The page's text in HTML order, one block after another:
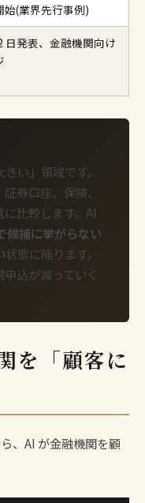
始(業界先行事例)
日発表、金融機関向け
い」領域です。
券口座、保険、
比較します。AI
候補に挙がらない
状態に陥ります。
込が減っていく
を「顧客に
、AI が金融機関を顧